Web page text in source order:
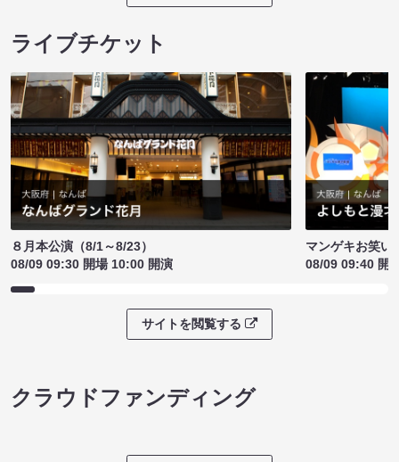
ライブチケット
８月本公演（8/1～8/23）
08/09 09:30 開場 10:00 開演
マンゲキお笑い
08/09 09:40 開
サイトを閲覧する
クラウドファンディング